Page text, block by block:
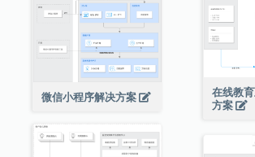
在线教
方案
微信小程序解决方案